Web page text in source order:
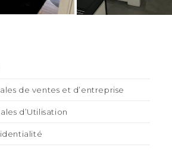
de ventes et d’entreprise
d’Utilisation